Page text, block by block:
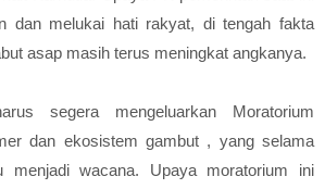
dan melukai hati rakyat, di tengah fakta
asap masih terus meningkat angkanya.
segera mengeluarkan Moratorium
dan ekosistem gambut , yang selama
menjadi wacana. Upaya moratorium ini